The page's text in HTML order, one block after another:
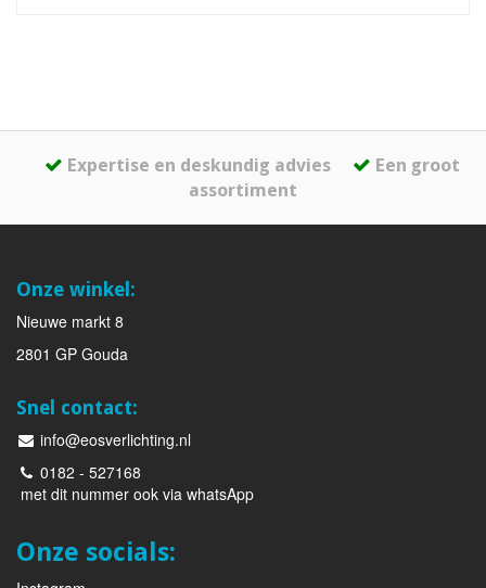
Expertise en deskundig advies
Een groot
assortiment
Onze winkel:
Nieuwe markt 8
2801 GP Gouda
Snel contact:
info@eosverlichting.nl
0182 - 527168
met dit nummer ook via whatsApp
Onze socials: